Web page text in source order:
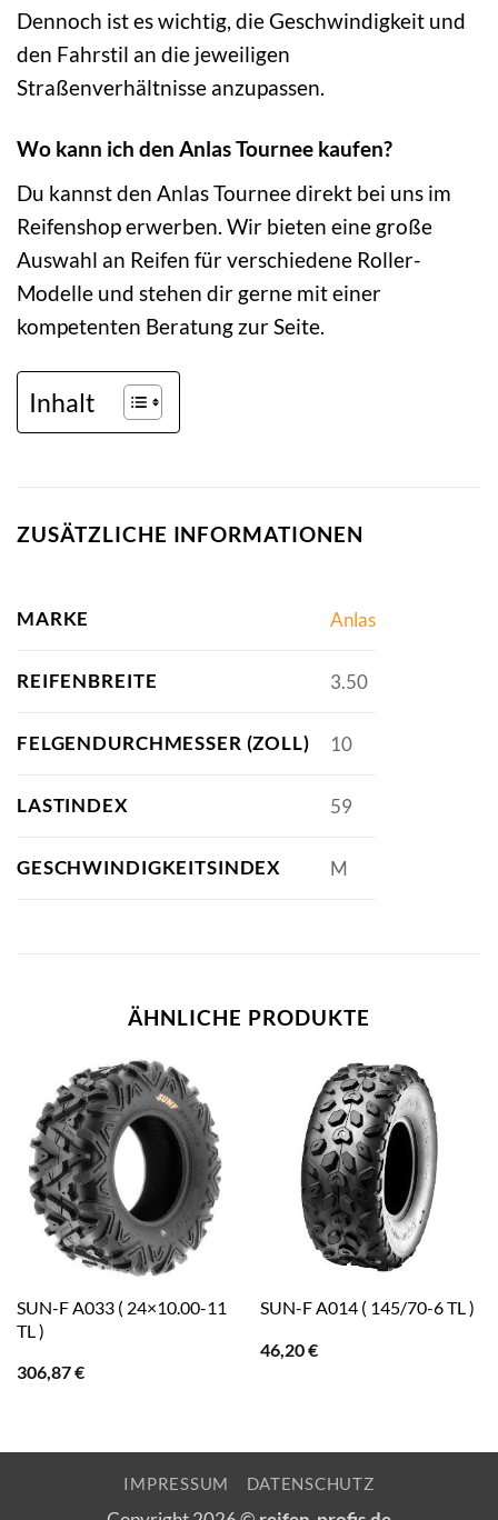
Dennoch ist es wichtig, die Geschwindigkeit und
den Fahrstil an die jeweiligen
Straßenverhältnisse anzupassen.
Wo kann ich den Anlas Tournee kaufen?
Du kannst den Anlas Tournee direkt bei uns im
Reifenshop erwerben. Wir bieten eine große
Auswahl an Reifen für verschiedene Roller-
Modelle und stehen dir gerne mit einer
kompetenten Beratung zur Seite.
Inhalt
ZUSÄTZLICHE INFORMATIONEN
MARKE Anlas
REIFENBREITE 3.50
FELGENDURCHMESSER (ZOLL) 10
LASTINDEX 59
GESCHWINDIGKEITSINDEX M
ÄHNLICHE PRODUKTE
SUN-F A033 ( 24×10.00-11
TL )
306,87€
SUN-F A014 ( 145/70-6 TL )
46,20€
IMPRESSUM DATENSCHUTZ